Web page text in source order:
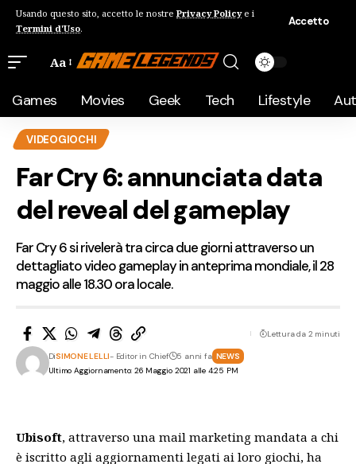
Usando questo sito, accetto le nostre Privacy Policye i
Termini d'Uso.
Accetto
Aa
Games Movies Geek Tech Lifestyle
VIDEOGIOCHI
Far Cry 6: annunciata data
del reveal del gameplay
Far Cry 6 si rivelerà tra circa due giorni attraverso un
dettagliato video gameplay in anteprima mondiale, il 28
maggio alle 18.30 ora locale.
Ultimo Aggiornamento: 26 Maggio 2021 alle 4:25 PM
DiSIMONE LELLI- Editor in Chief 5 anni fa NEWS
Lettura da 2 minuti
Ubisoft, attraverso una mail marketing mandata a chi
è iscritto agli aggiornamenti legati ai loro giochi, ha